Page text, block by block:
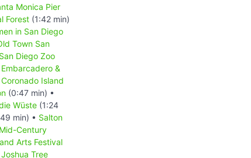
Monica Pier
Forest (1:42 min)
in San Diego
Town San
San Diego Zoo
Embarcadero &
Coronado Island
(0:47 min) •
Wüste (1:24
min) • Salton
Mid-Century
Arts Festival
Joshua Tree